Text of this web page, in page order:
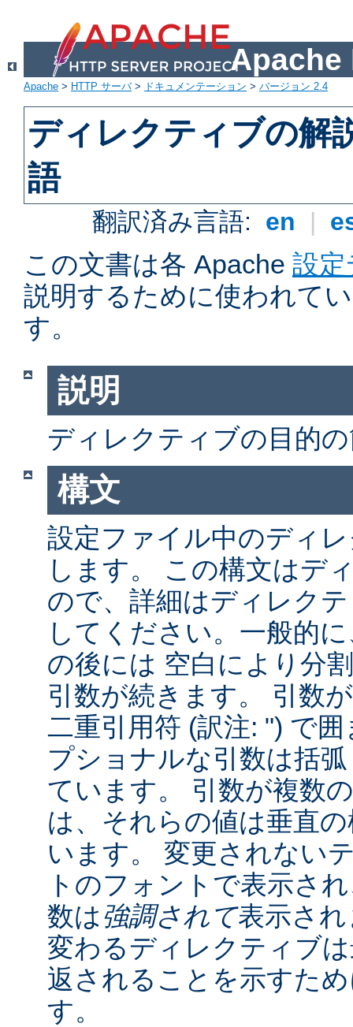
Apache
Apache > HTTP サーバ> ドキュメンテーション > バージョン 2.4
ディレクティブの解
語
翻訳済み言語: en |
この文書は各 Apache 設
説明するために使われて
す。
説明
ディレクティブの目的
構文
設定ファイル中のディ
します。 この構文はデ
ので、詳細はディレク
してください。一般的
の後には 空白により分
引数が続きます。 引数
二重引用符 (訳注: ") で
プショナルな引数は括
ています。 引数が複数
は、それらの値は垂直
います。 変更されない
トのフォントで表示さ
数は強調されて表示さ
変わるディレクティブ
返されることを示すた
す。